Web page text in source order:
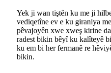
Yek ji wan tiştên ku me ji
vediqetîne ev e ku giraniya
pêvajoyên xwe xweş kirine
radest bikin bêyî ku kalîteyê
ku em bi her fermanê re
bikin.